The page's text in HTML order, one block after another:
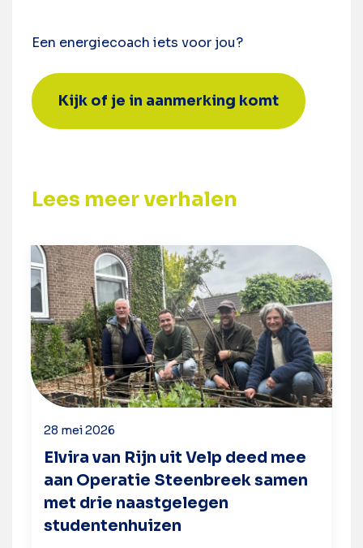
Een energiecoach iets voor jou?
Kijk of je in aanmerking komt
Lees meer verhalen
28 mei 2026
Elvira van Rijn uit Velp deed mee
aan Operatie Steenbreek samen
met drie naastgelegen
studentenhuizen